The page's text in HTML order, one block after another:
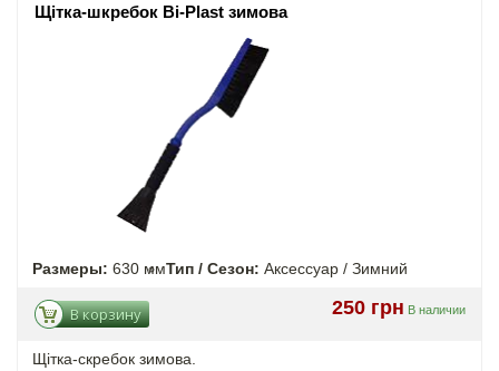
Щітка-шкребок Bi-Plast зимова
Размеры: 630 ммТип / Сезон: Аксессуар / Зимний
250 грн В наличии
В корзину
Щітка-скребок зимова.